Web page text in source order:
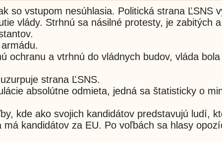
so vstupom nesúhlasia. Politická strana ĽSNS
vlády. Strhnú sa násilné protesty, je zabitých a
ochranu a vtrhnú do vládnych budov, vláda
strana ĽSNS.
absolútne odmieta, jedná sa štatisticky o
kde ako svojich kandidátov predstavujú ludí,
kandidátov za EU. Po voľbách sa hlasy